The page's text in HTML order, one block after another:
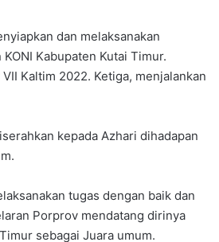
dan melaksanakan
Kabupaten Kutai Timur.
Kaltim 2022. Ketiga, menjalankan
kepada Azhari dihadapan
tugas dengan baik dan
Porprov mendatang dirinya
sebagai Juara umum.